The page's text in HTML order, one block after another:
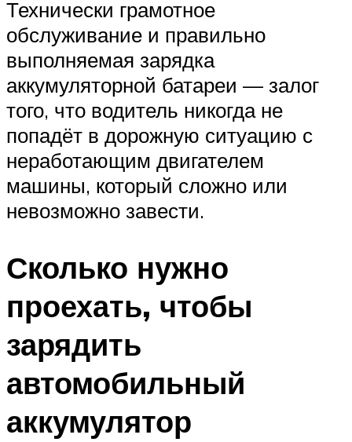
Технически грамотное
обслуживание и правильно
выполняемая зарядка
аккумуляторной батареи — залог
того, что водитель никогда не
попадёт в дорожную ситуацию с
неработающим двигателем
машины, который сложно или
невозможно завести.
Сколько нужно
проехать, чтобы
зарядить
автомобильный
аккумулятор